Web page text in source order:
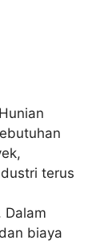
terus
Dalam
biaya